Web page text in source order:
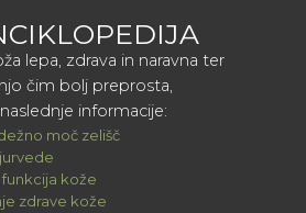
lepa, zdrava in naravna ter
čim bolj preprosta,
informacije:
moč zelišč
kože
zdrave kože